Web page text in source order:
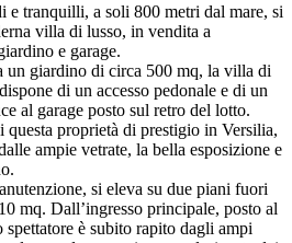
e tranquilli, a soli 800 metri dal mare, si
villa di lusso, in vendita a
e garage.
un giardino di circa 500 mq, la villa di
di un accesso pedonale e di un
al garage posto sul retro del lotto.
proprietà di prestigio in Versilia,
ampie vetrate, la bella esposizione e
si eleva su due piani fuori
mq. Dall’ingresso principale, posto al
è subito rapito dagli ampi